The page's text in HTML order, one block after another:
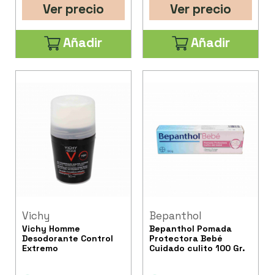
Ver precio
Añadir
Ver precio
Añadir
Vichy
Vichy Homme
Desodorante Control
Extremo
Bepanthol
Bepanthol Pomada
Protectora Bebé
Cuidado culito 100 Gr.